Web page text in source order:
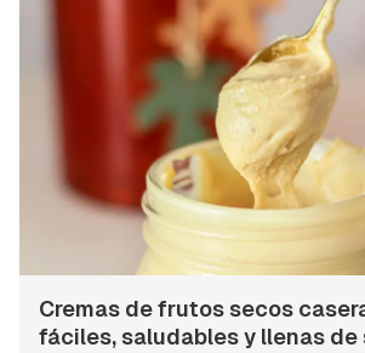
Cremas de frutos secos
fáciles, saludables y llenas de